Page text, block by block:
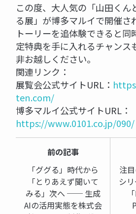
この度、大人気の「山田くん
る展」が博多マルイで開催さ
トーリーを追体験できると同
定特典を手に入れるチャンス
非お越しください。
関連リンク：
展覧会公式サイトURL：
ten.com/
博多マルイ公式サイトURL：
https://www.0101.co.jp/090/
前の記事
「ググる」時代から
「とりあえず聞いて
みる」次へ ── 生成
AIの活用実態を株式会
注
シ